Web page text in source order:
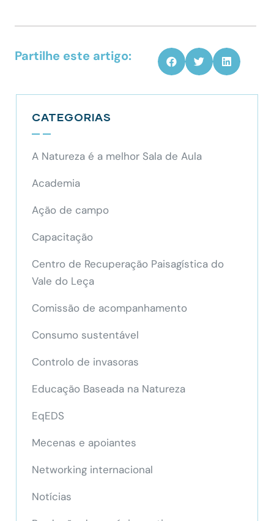
Partilhe este artigo:
CATEGORIAS
A Natureza é a melhor Sala de Aula
Academia
Ação de campo
Capacitação
Centro de Recuperação Paisagística do
Vale do Leça
Comissão de acompanhamento
Consumo sustentável
Controlo de invasoras
Educação Baseada na Natureza
EqEDS
Mecenas e apoiantes
Networking internacional
Notícias